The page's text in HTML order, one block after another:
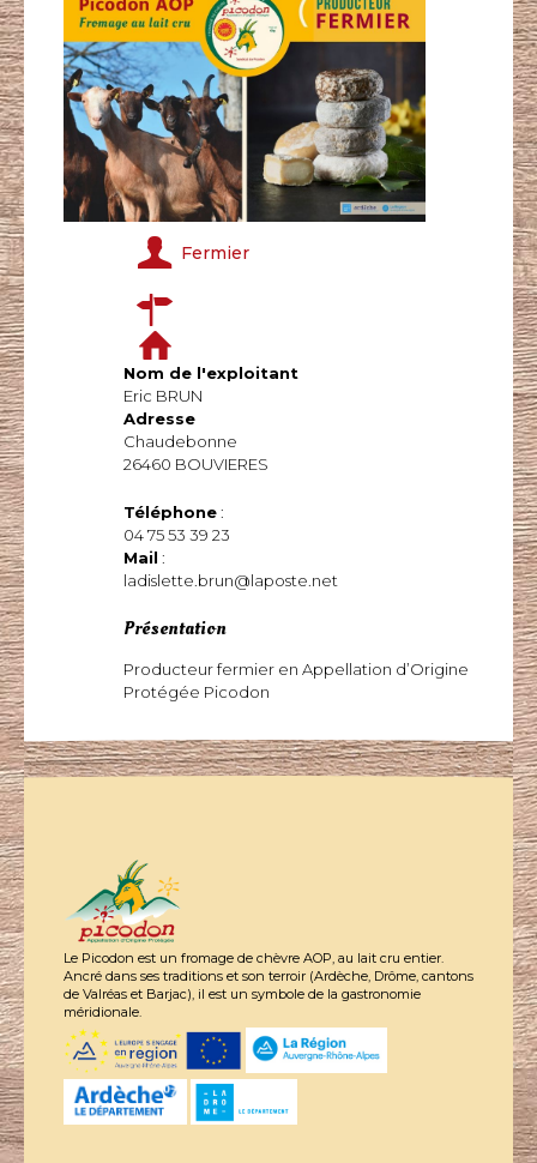
Fermier
Nom de l'exploitant
Eric BRUN
Adresse
Chaudebonne
26460 BOUVIERES
Téléphone:
04 75 53 39 23
Mail :
ladislette.brun@laposte.net
Présentation
Producteur fermier en Appellation d’Origine
Protégée Picodon
Le Picodon est un fromage de chèvre AOP, au lait cru entier.
Ancré dans ses traditions et son terroir (Ardèche, Drôme, cantons
de Valréas et Barjac), il est un symbole de la gastronomie
méridionale.